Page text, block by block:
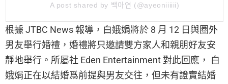
A post shared by 백아연 (@ayeoniiiiii)
根據 JTBC News 報導，白娥娟將於 8 月 12 日與圈外
男友舉行婚禮，婚禮將只邀請雙方家人和親朋好友安
靜地舉行。所屬社 Eden Entertainment 對此回應， 白
娥娟正在以結婚爲前提與男友交往，但未有證實結婚